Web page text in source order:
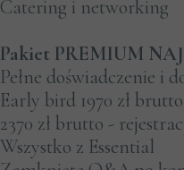
Catering i networking
Pakiet PREMIUM
Pełne doświadczenie i
Early bird 1970 zł
2370 zł brutto -
Wszystko z Essential